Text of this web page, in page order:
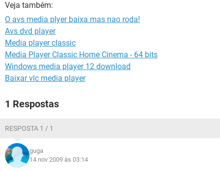
GUIA DE COMPRAS
Veja também:
O avs media plyer baixa mas nao roda!
Avs dvd player
Media player classic
Media Player Classic Home Cinema - 64 bits
Windows media player 12 download
Baixar vlc media player
1 Respostas
RESPOSTA 1 / 1
guga
14 nov 2009 às 03:14